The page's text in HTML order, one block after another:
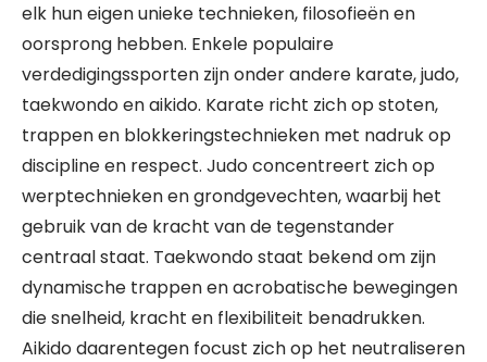
elk hun eigen unieke technieken, filosofieën en
oorsprong hebben. Enkele populaire
verdedigingssporten zijn onder andere karate, judo,
taekwondo en aikido. Karate richt zich op stoten,
trappen en blokkeringstechnieken met nadruk op
discipline en respect. Judo concentreert zich op
werptechnieken en grondgevechten, waarbij het
gebruik van de kracht van de tegenstander
centraal staat. Taekwondo staat bekend om zijn
dynamische trappen en acrobatische bewegingen
die snelheid, kracht en flexibiliteit benadrukken.
Aikido daarentegen focust zich op het neutraliseren